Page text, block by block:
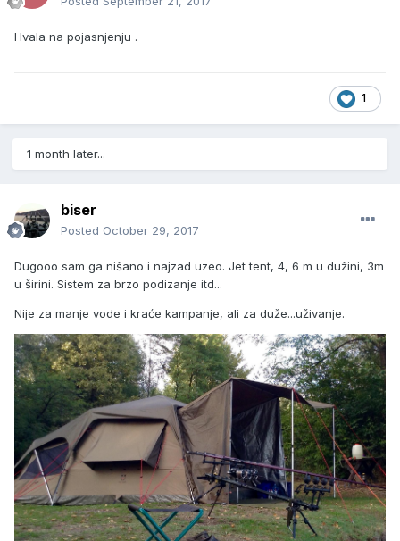
Hvala na pojasnjenju .
1
1 month later...
biser
Posted October 29, 2017
Dugooo sam ga nišano i najzad uzeo. Jet tent, 4, 6 m u dužini, 3m
u širini. Sistem za brzo podizanje itd...
Nije za manje vode i kraće kampanje, ali za duže...uživanje.